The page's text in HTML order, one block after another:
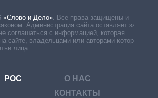
«Слово и Дело». Все права защищены и
Администрация сайта оставляет за
соглашаться с информацией, которая
сайте, владельцами или авторами которой
лица.
РОС
О НАС
КОНТАКТЫ